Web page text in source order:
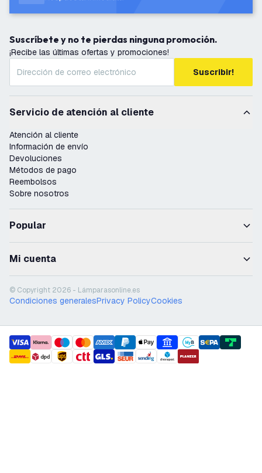
Suscríbete y no te pierdas ninguna promoción.
¡Recibe las últimas ofertas y promociones!
Suscribir!
Servicio de atención al cliente
Atención al cliente
Información de envío
Devoluciones
Métodos de pago
Reembolsos
Sobre nosotros
Popular
Mi cuenta
© Copyright 2026 - Lámparasonline.es
Condiciones generalesPrivacy PolicyCookies
payment methods
shipment methods